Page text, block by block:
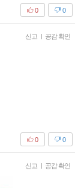
0
0
신고 | 공감 확인
0
0
신고 | 공감 확인